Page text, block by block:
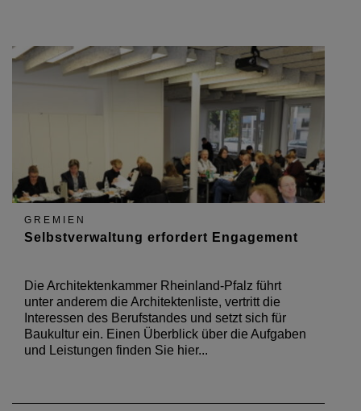
GREMIEN
Selbstverwaltung erfordert Engagement
Die Architektenkammer Rheinland-Pfalz führt
unter anderem die Architektenliste, vertritt die
Interessen des Berufstandes und setzt sich für
Baukultur ein. Einen Überblick über die Aufgaben
und Leistungen finden Sie hier...